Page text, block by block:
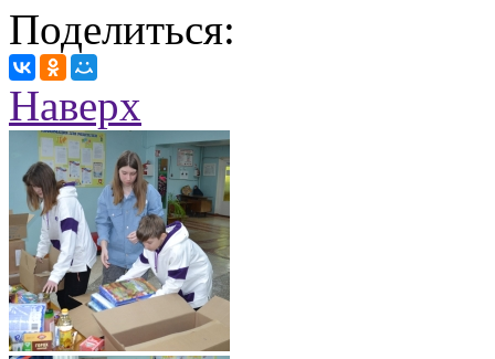
Поделиться:
Наверх